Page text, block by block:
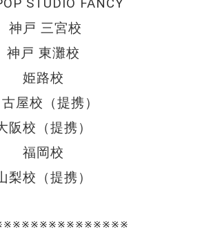
STUDIO FANCY
神戸 三宮校
神戸 東灘校
姫路校
屋校（提携）
阪校（提携）
福岡校
梨校（提携）